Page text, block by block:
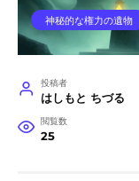
神秘的な権力の遺物
投稿者
はしもと ちづる
閲覧数
25